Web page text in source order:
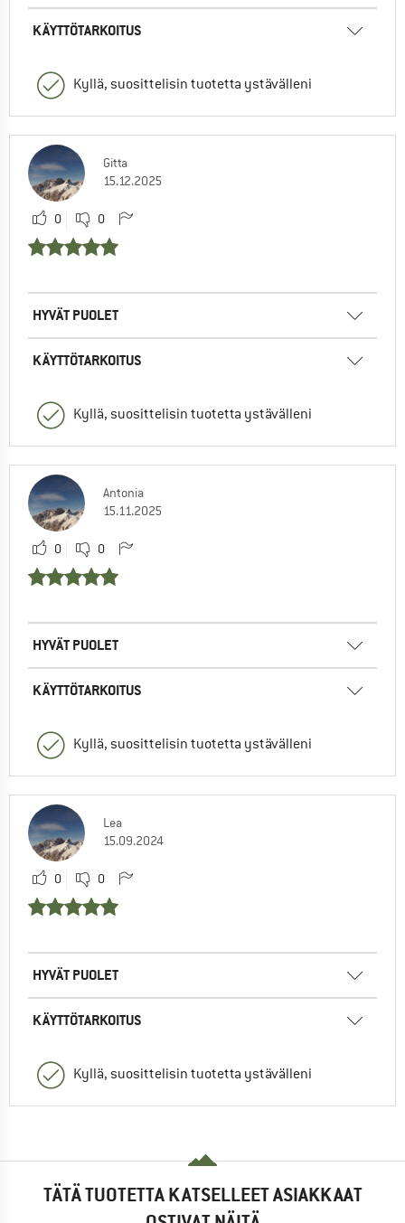
KÄYTTÖTARKOITUS
Kyllä, suosittelisin tuotetta ystävälleni
Gitta
15.12.2025
0 0
HYVÄT PUOLET
KÄYTTÖTARKOITUS
Kyllä, suosittelisin tuotetta ystävälleni
Antonia
15.11.2025
0 0
HYVÄT PUOLET
KÄYTTÖTARKOITUS
Kyllä, suosittelisin tuotetta ystävälleni
Lea
15.09.2024
0 0
HYVÄT PUOLET
KÄYTTÖTARKOITUS
Kyllä, suosittelisin tuotetta ystävälleni
TÄTÄ TUOTETTA KATSELLEET ASIAKKAAT